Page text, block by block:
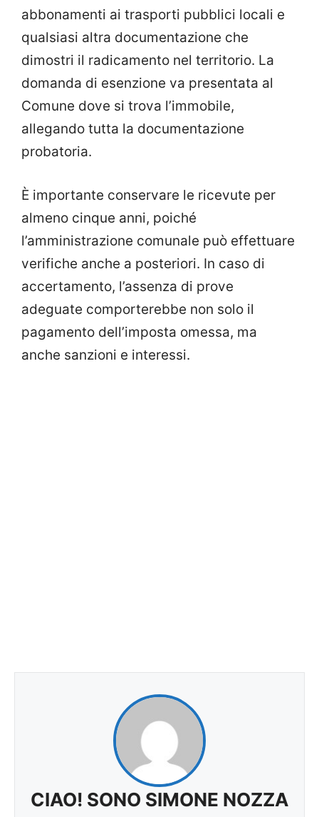
abbonamenti ai trasporti pubblici locali e
qualsiasi altra documentazione che
dimostri il radicamento nel territorio. La
domanda di esenzione va presentata al
Comune dove si trova l’immobile,
allegando tutta la documentazione
probatoria.
È importante conservare le ricevute per
almeno cinque anni, poiché
l’amministrazione comunale può effettuare
verifiche anche a posteriori. In caso di
accertamento, l’assenza di prove
adeguate comporterebbe non solo il
pagamento dell’imposta omessa, ma
anche sanzioni e interessi.
CIAO! SONO SIMONE NOZZA